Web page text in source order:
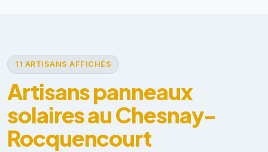
11 ARTISANS AFFICHÉS
Artisans panneaux
solaires au Chesnay-
Rocquencourt